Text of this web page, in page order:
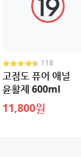
118
고점도 퓨어 애널
윤활제 600ml
11,800원